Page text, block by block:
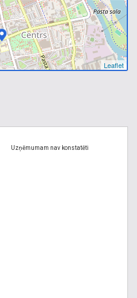
Leaflet
Uzņēmumam nav konstatēti